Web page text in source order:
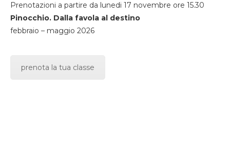
Prenotazioni a partire da lunedi 17 novembre ore 15.30
Pinocchio. Dalla favola al destino
febbraio – maggio 2026
prenota la tua classe